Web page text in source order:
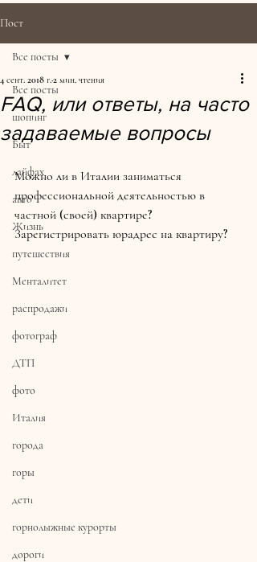
Пост
Все посты
шопинг
Быт
лайфах
авто
Жизнь
путешествия
Менталитет
распродажи
фотограф
ДТП
фото
Италия
города
горы
дети
горнолыжные курорты
дороги
Все посты
FAQ, или ответы, на часто
задаваемые вопросы
4 сент. 2018 г.2 мин. чтения
Можно ли в Италии заниматься
профессиональной деятельностью в
частной (своей) квартире?
Зарегистрировать юрадрес на квартиру?